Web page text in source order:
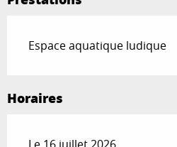
Espace aquatique ludique
Horaires